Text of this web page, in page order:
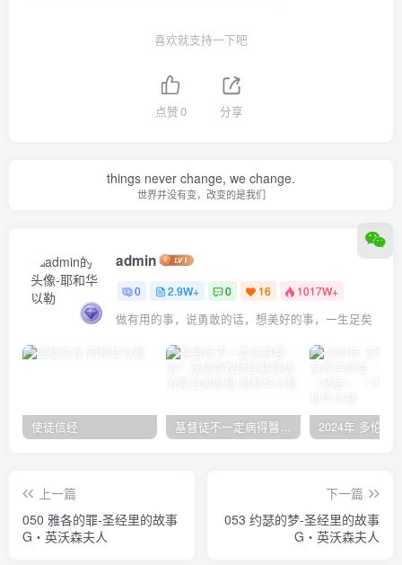
喜欢就支持一下吧
点赞0 分享
things never change, we change.
世界并没有变，改变的是我们
admin
0 2.9W+ 0 16 1017W+
做有用的事，说勇敢的话，想美好的事，一生足矣
使徒信经 基督徒不一定病得醫治？寇紹恩牧師談基督徒的醫治與盼望
上一篇
050 雅各的罪-圣经里的故事
G‧英沃森夫人
下一篇
053 约瑟的梦-圣经里的故事
G‧英沃森夫人